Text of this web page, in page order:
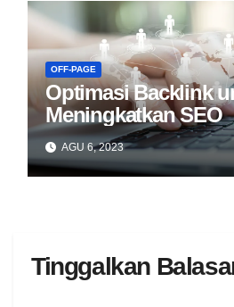
OFF-PAGE
Optimasi Backlink
Meningkatkan SEO
AGU 6, 2023
Tinggalkan